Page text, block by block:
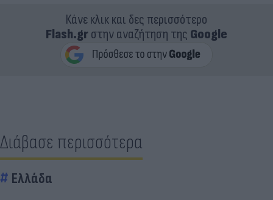
Κάνε κλικ και δες περισσότερο
Flash.grστην αναζήτηση της Google
Διάβασε περισσότερα
Ελλάδα